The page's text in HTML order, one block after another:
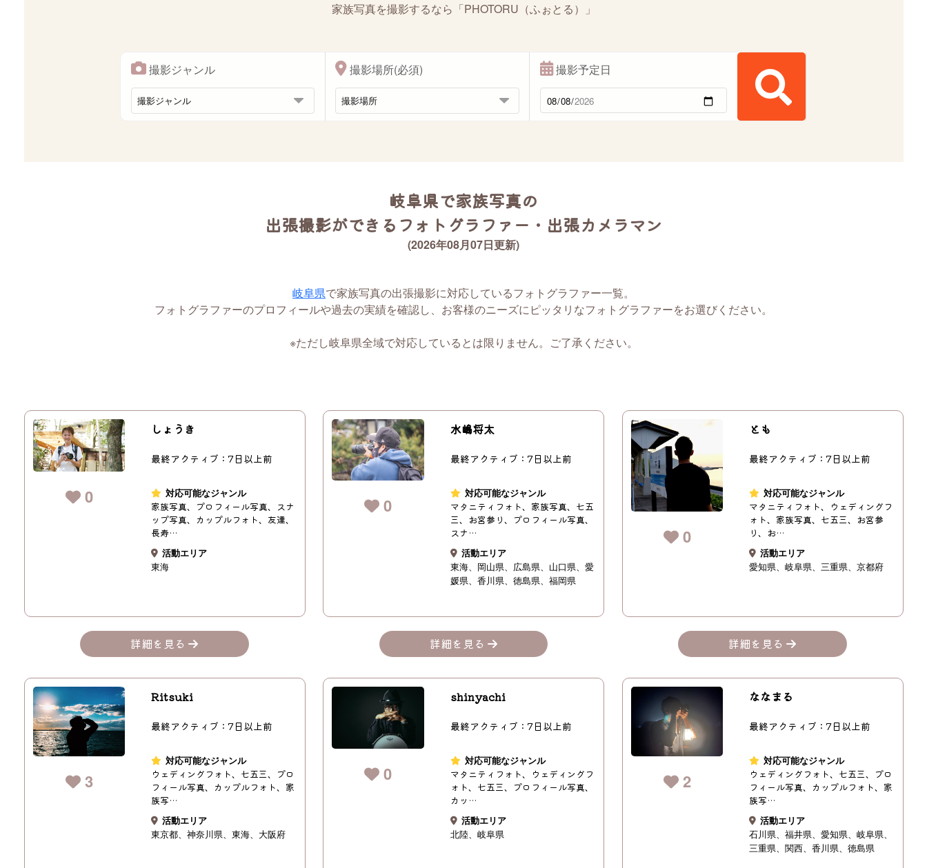
家族写真を撮影するなら「PHOTORU（ふぉとる）」
撮影ジャンル 撮影場所(必須) 撮影予定日
岐阜県で家族写真の
出張撮影ができるフォトグラファー・出張カメラマン
(2026年08月07日更新)
岐阜県で家族写真の出張撮影に対応しているフォトグラファー一覧。
フォトグラファーのプロフィールや過去の実績を確認し、お客様のニーズにピッタリなフォトグラファーをお選びください。
※ただし岐阜県全域で対応しているとは限りません。ご了承ください。
0
しょうき
最終アクティブ：7日以上前
対応可能なジャンル
家族写真、プロフィール写真、スナ
ップ写真、カップルフォト、友達、
長寿…
活動エリア
東海
詳細を見る
0
水嶋将太
最終アクティブ：7日以上前
対応可能なジャンル
マタニティフォト、家族写真、七五
三、お宮参り、プロフィール写真、
スナ…
活動エリア
東海
岡山県 広島県 山口県
愛
媛県
香川県 徳島県 福岡県
詳細を見る
0
とも
最終アクティブ：7日以上前
対応可能なジャンル
マタニティフォト、ウェディングフ
ォト、家族写真、七五三、お宮参
り、お…
活動エリア
愛知県
岐阜県 三重県 京都府
詳細を見る
3
Ritsuki
最終アクティブ：7日以上前
対応可能なジャンル
ウェディングフォト、七五三、プロ
フィール写真、カップルフォト、家
族写…
活動エリア
東京都
神奈川県 東海 大阪府
0
shinyachi
最終アクティブ：7日以上前
対応可能なジャンル
マタニティフォト、ウェディングフ
ォト、七五三、プロフィール写真、
カッ…
活動エリア
北陸
岐阜県
2
ななまる
最終アクティブ：7日以上前
対応可能なジャンル
ウェディングフォト、七五三、プロ
フィール写真、カップルフォト、家
族写…
活動エリア
石川県
福井県 愛知県
岐阜県
三重県
関西 香川県 徳島県